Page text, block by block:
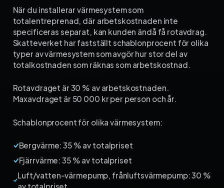
När du installerar värmesystem som
totalentreprenad, där arbetskostnaden inte
specificeras separat, kan kunden ändå få rotavdrag.
Skatteverket har fastställt schablonprocent för olika
typer av värmesystem som avgör hur stor del av
totalkostnaden som räknas som arbetskostnad.
Rotavdraget är 30 % av arbetskostnaden.
Maxavdraget är 50 000 kr per person och år.
Schablonprocent för olika värmesystem:
Bergvärme: 35 % av totalpriset
Fjärrvärme: 35 % av totalpriset
Luft/vatten-värmepump, frånluftsvärmepump: 30 %